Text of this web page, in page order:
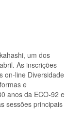
um dos
As inscrições
on-line Diversidade
e
anos da ECO-92 e
sessões principais